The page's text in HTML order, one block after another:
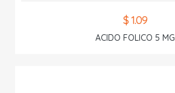
$ 1.09
ACIDO FOLICO 5 MG